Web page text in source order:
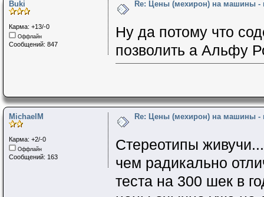
Buki
Карма: +13/-0
Оффлайн
Сообщений: 847
Re: Цены (мехирон) на машины -
Ну да потому что
позволить а Альфу
MichaelM
Карма: +2/-0
Оффлайн
Сообщений: 163
Re: Цены (мехирон) на машины -
Стереотипы
чем радикально
теста на 300 шек в